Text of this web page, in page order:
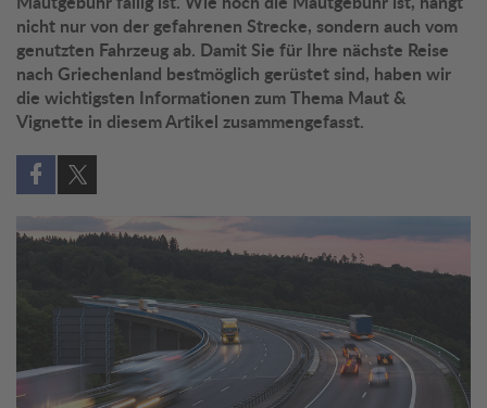
nicht nur von der gefahrenen Strecke, sondern auch vom
genutzten Fahrzeug ab. Damit Sie für Ihre nächste Reise
nach Griechenland bestmöglich gerüstet sind, haben wir
die wichtigsten Informationen zum Thema Maut &
Vignette in diesem Artikel zusammengefasst.
Auf Facebook teilen (öffnet in neuem Fenster)
Auf X teilen (öffnet in neuem Fenster)